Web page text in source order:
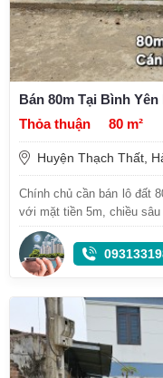
Bán 80m Tại Bình
Thỏa thuận
80 m²
Huyện Thạch Thất,
Chính chủ cần bán lô đất
với mặt tiền 5m, chiều